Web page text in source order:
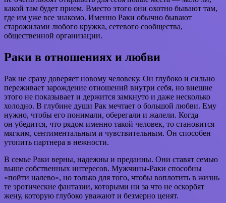
какой там будет прием. Вместо этого они охотно бывают там,
где им уже все знакомо. Именно Раки обычно бывают
старожилами любого кружка, сетевого сообщества,
общественной организации.
Раки в отношениях и любви
Рак не сразу доверяет новому человеку. Он глубоко и сильно
переживает зарождение отношений внутри себя, но внешне
этого не показывает и держится замкнуто и даже несколько
холодно. В глубине души Рак мечтает о большой любви. Ему
нужно, чтобы его понимали, оберегали и жалели. Когда
он убедится, что рядом именно такой человек, то становится
мягким, сентиментальным и чувствительным. Он способен
утопить партнера в нежности.
В семье Раки верны, надежны и преданны. Они ставят семью
выше собственных интересов. Мужчины-Раки способны
«пойти налево», но только для того, чтобы воплотить в жизнь
те эротические фантазии, которыми ни за что не оскорбят
жену, которую глубоко уважают и безмерно ценят.